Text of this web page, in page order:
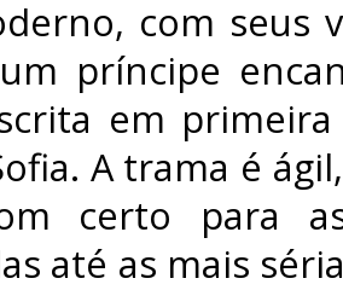
com seus
príncipe
em
A trama é
certo para
até as mais